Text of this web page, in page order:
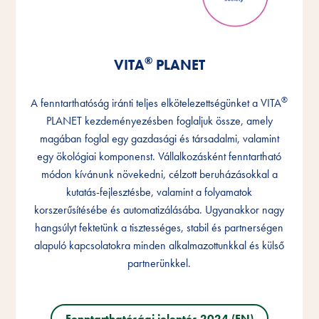
VITA®PLANET
A fenntarthatóság iránti teljes elkötelezettségünket a VITA®
PLANET kezdeményezésben foglaljuk össze, amely
magában foglal egy gazdasági és társadalmi, valamint
egy ökológiai komponenst. Vállalkozásként fenntartható
módon kívánunk növekedni, célzott beruházásokkal a
kutatás-fejlesztésbe, valamint a folyamatok
korszerűsítésébe és automatizálásába. Ugyanakkor nagy
hangsúlyt fektetünk a tisztességes, stabil és partnerségen
alapuló kapcsolatokra minden alkalmazottunkkal és külső
partnerünkkel.
VITA®PLANET
A fenntarthatóság iránti teljes elkötelezettségünket a VITA®
PLANET kezdeményezésben foglaljuk össze, amely
magában foglal egy gazdasági és társadalmi, valamint
egy ökológiai komponenst. Vállalkozásként fenntartható
módon kívánunk növekedni, célzott beruházásokkal a
kutatás-fejlesztésbe, valamint a folyamatok
korszerűsítésébe és automatizálásába. Ugyanakkor nagy
hangsúlyt fektetünk a tisztességes, stabil és partnerségen
alapuló kapcsolatokra minden alkalmazottunkkal és külső
partnerünkkel.
VITA®PLANET
A fenntarthatóság iránti teljes elkötelezettségünket a VITA®
PLANET kezdeményezésben foglaljuk össze, amely
magában foglal egy gazdasági és társadalmi, valamint
egy ökológiai komponenst. Vállalkozásként fenntartható
módon kívánunk növekedni, célzott beruházásokkal a
kutatás-fejlesztésbe, valamint a folyamatok
korszerűsítésébe és automatizálásába. Ugyanakkor nagy
hangsúlyt fektetünk a tisztességes, stabil és partnerségen
alapuló kapcsolatokra minden alkalmazottunkkal és külső
partnerünkkel.